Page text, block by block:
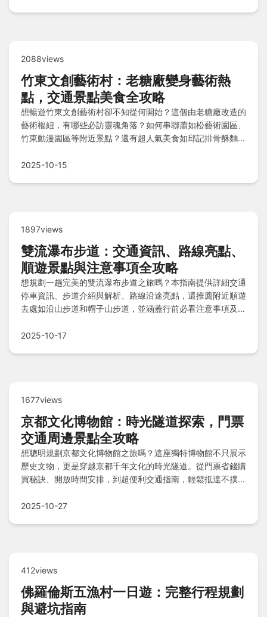
2088views
竹東文創藝術村：老糖廠變身藝術熱
點，交通景點美食全攻略
想暢遊竹東文創藝術村卻不知從何開始？這個由老糖廠改造的
藝術樞紐，有哪些必訪靈魂角落？如何串聯蕭如松藝術園區、
竹東動漫園區等附近景點？還有超人氣美食如邱記排骨酥麵和
2025-10-15
1897views
雙流瀑布步道：交通資訊、路線亮點、
順遊景點與注意事項全攻略
想規劃一趟完美的雙流瀑布步道之旅嗎？本指南提供詳細交通
停車資訊、步道介紹與解析、路線沿途亮點，還推薦附近順遊
去處如沿山步道和帽子山步道，並涵蓋行前必看注意事項及常
2025-10-17
1677views
京都文化博物館：時光隧道探索，門票
交通周邊景點全攻略
想聰明規劃京都文化博物館之旅嗎？這座獨特博物館不只展示
歷史文物，更是穿越京都千年文化的時光隧道。從門票省錢購
買秘訣、開放時間安排，到超便利交通指南，輕鬆抵達不撲
熱點，還有三條通酒店住宿與拉麵丼飯美食天堂，加上關鍵問
2025-10-27
412views
佛羅倫斯五漁村一日遊：完整行程規劃
與避坑指南